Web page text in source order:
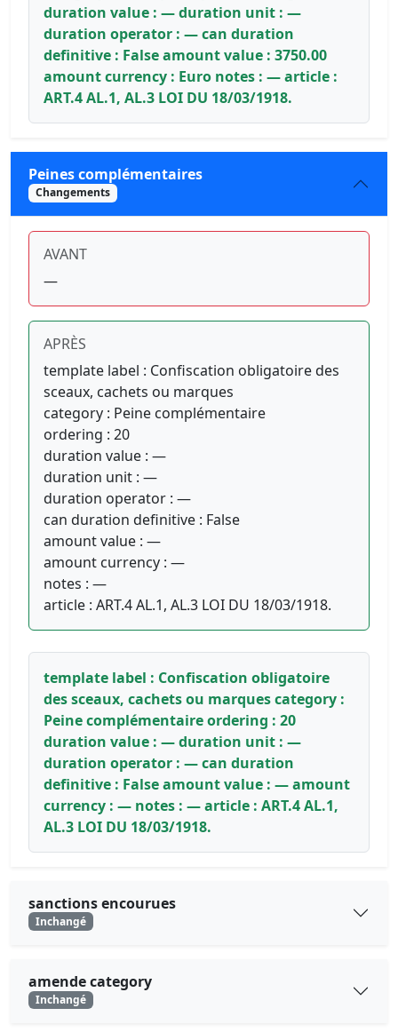
duration value : — duration unit : —
duration operator : — can duration
definitive : False amount value : 3750.00
amount currency : Euro notes : — article :
ART.4 AL.1, AL.3 LOI DU 18/03/1918.
Peines complémentaires
Changements
AVANT
—
APRÈS
template label : Confiscation obligatoire des
sceaux, cachets ou marques
category : Peine complémentaire
ordering : 20
duration value : —
duration unit : —
duration operator : —
can duration definitive : False
amount value : —
amount currency : —
notes : —
article : ART.4 AL.1, AL.3 LOI DU 18/03/1918.
template label : Confiscation obligatoire
des sceaux, cachets ou marques category :
Peine complémentaire ordering : 20
duration value : — duration unit : —
duration operator : — can duration
definitive : False amount value : — amount
currency : — notes : — article : ART.4 AL.1,
AL.3 LOI DU 18/03/1918.
sanctions encourues
Inchangé
amende category
Inchangé